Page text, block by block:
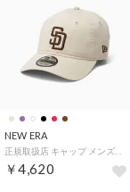
NEW ERA
￥4,620